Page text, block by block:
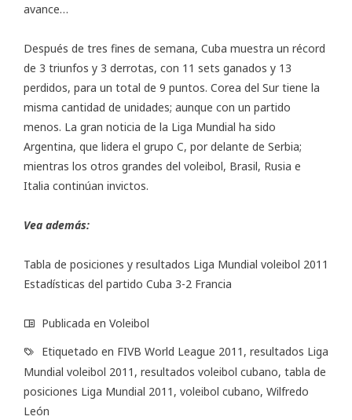
avance…
Después de tres fines de semana, Cuba muestra un récord
de 3 triunfos y 3 derrotas, con 11 sets ganados y 13
perdidos, para un total de 9 puntos. Corea del Sur tiene la
misma cantidad de unidades; aunque con un partido
menos. La gran noticia de la Liga Mundial ha sido
Argentina, que lidera el grupo C, por delante de Serbia;
mientras los otros grandes del voleibol, Brasil, Rusia e
Italia continúan invictos.
Vea además:
Tabla de posiciones y resultados Liga Mundial voleibol 2011
Estadísticas del partido Cuba 3-2 Francia
Publicada en Voleibol
Etiquetado en FIVB World League 2011 , resultados Liga
Mundial voleibol 2011 , resultados voleibol cubano, tabla de
posiciones Liga Mundial 2011 , voleibol cubano, Wilfredo
León